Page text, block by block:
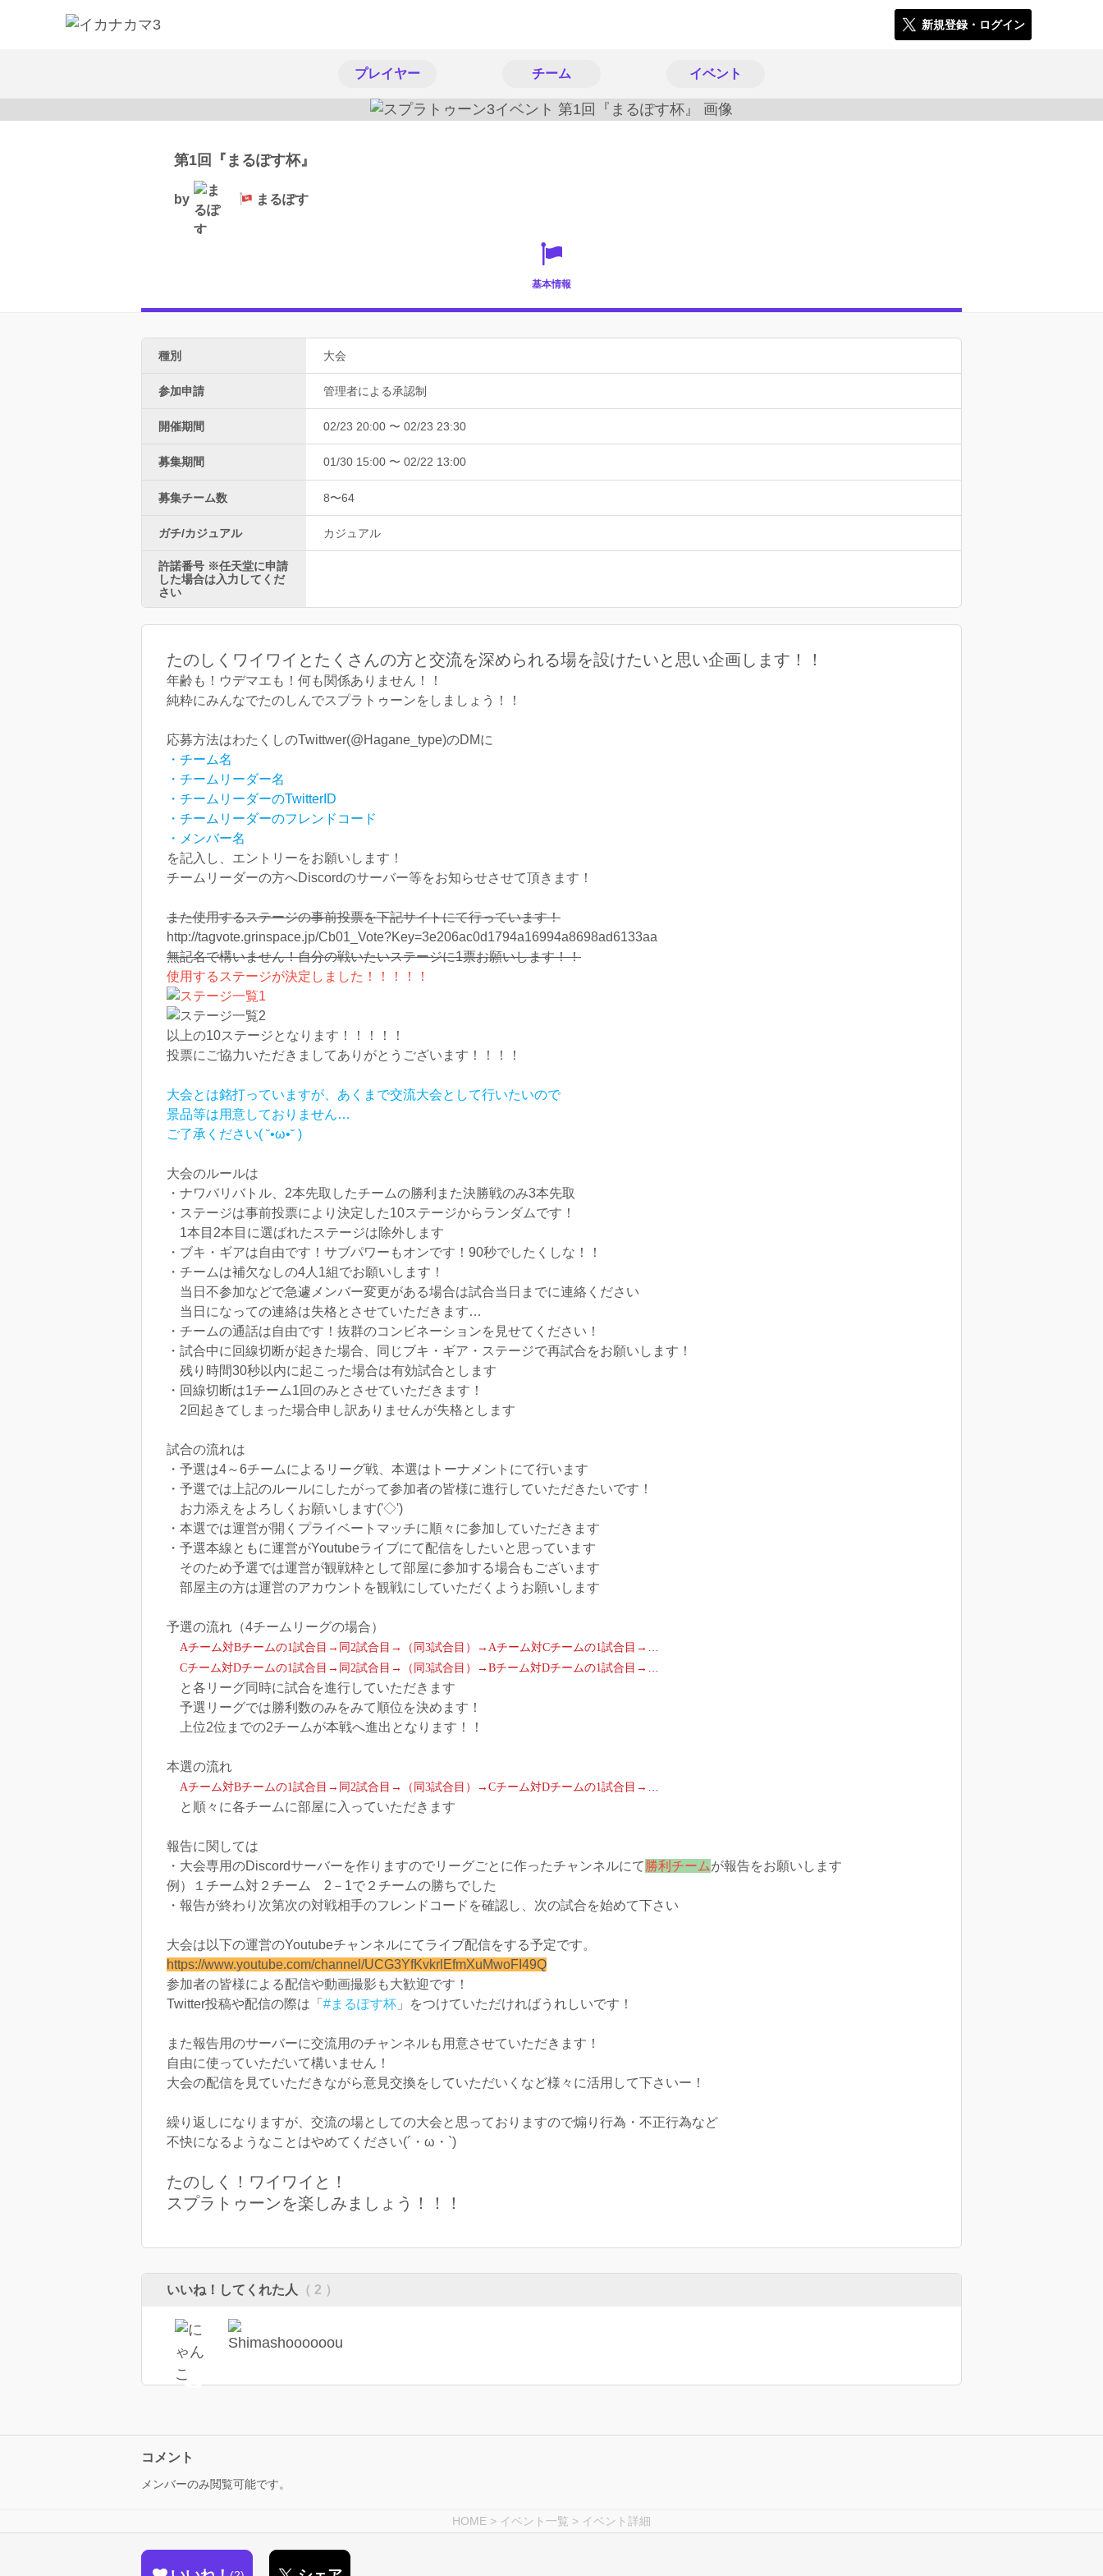
新規登録・ログイン
プレイヤー チーム イベント
第1回『まるぽす杯』
by まるぽす
基本情報
種別 大会
参加申請 管理者による承認制
開催期間 02/23 20:00 〜 02/23 23:30
募集期間 01/30 15:00 〜 02/22 13:00
募集チーム数 8〜64
ガチ/カジュアル カジュアル
許諾番号 ※任天堂に申請
した場合は入力してくだ
さい
たのしくワイワイとたくさんの方と交流を深められる場を設けたいと思い企画します！！
年齢も！ウデマエも！何も関係ありません！！
純粋にみんなでたのしんでスプラトゥーンをしましょう！！
応募方法はわたくしのTwittwer(@Hagane_type)のDMに
・チーム名
・チームリーダー名
・チームリーダーのTwitterID
・チームリーダーのフレンドコード
・メンバー名
を記入し、エントリーをお願いします！
チームリーダーの方へDiscordのサーバー等をお知らせさせて頂きます！
また使用するステージの事前投票を下記サイトにて行っています！
http://tagvote.grinspace.jp/Cb01_Vote?Key=3e206ac0d1794a16994a8698ad6133aa
無記名で構いません！自分の戦いたいステージに1票お願いします！！
使用するステージが決定しました！！！！！
以上の10ステージとなります！！！！！
投票にご協力いただきましてありがとうございます！！！！
大会とは銘打っていますが、あくまで交流大会として行いたいので
景品等は用意しておりません…
ご了承ください( ˘•ω•˘ )
大会のルールは
・ナワバリバトル、2本先取したチームの勝利また決勝戦のみ3本先取
・ステージは事前投票により決定した10ステージからランダムです！
1本目2本目に選ばれたステージは除外します
・ブキ・ギアは自由です！サブパワーもオンです！90秒でしたくしな！！
・チームは補欠なしの4人1組でお願いします！
当日不参加などで急遽メンバー変更がある場合は試合当日までに連絡ください
当日になっての連絡は失格とさせていただきます…
・チームの通話は自由です！抜群のコンビネーションを見せてください！
・試合中に回線切断が起きた場合、同じブキ・ギア・ステージで再試合をお願いします！
残り時間30秒以内に起こった場合は有効試合とします
・回線切断は1チーム1回のみとさせていただきます！
2回起きてしまった場合申し訳ありませんが失格とします
試合の流れは
・予選は4～6チームによるリーグ戦、本選はトーナメントにて行います
・予選では上記のルールにしたがって参加者の皆様に進行していただきたいです！
お力添えをよろしくお願いします('◇')ゞ
・本選では運営が開くプライベートマッチに順々に参加していただきます
・予選本線ともに運営がYoutubeライブにて配信をしたいと思っています
そのため予選では運営が観戦枠として部屋に参加する場合もございます
部屋主の方は運営のアカウントを観戦にしていただくようお願いします
予選の流れ（4チームリーグの場合）
Aチーム対Bチームの1試合目→同2試合目→（同3試合目）→ Aチーム対Cチームの1試合目→…
Cチーム対Dチームの1試合目→同2試合目→（同3試合目）→ Bチーム対Dチームの1試合目→…
と各リーグ同時に試合を進行していただきます
予選リーグでは勝利数のみをみて順位を決めます！
上位2位までの2チームが本戦へ進出となります！！
本選の流れ
Aチーム対Bチームの1試合目→同2試合目→（同3試合目）→ Cチーム対Dチームの1試合目→…
と順々に各チームに部屋に入っていただきます
報告に関しては
・大会専用のDiscordサーバーを作りますのでリーグごとに作ったチャンネルにて 勝利チームが報告をお願いします
例）１チーム対２チーム 2－1で２チームの勝ちでした
・報告が終わり次第次の対戦相手のフレンドコードを確認し、次の試合を始めて下さい
大会は以下の運営のYoutubeチャンネルにてライブ配信をする予定です。
https://www.youtube.com/channel/UCG3YfKvkrlEfmXuMwoFI49Q
参加者の皆様による配信や動画撮影も大歓迎です！
Twitter投稿や配信の際は「 #まるぽす杯 」をつけていただければうれしいです！
また報告用のサーバーに交流用のチャンネルも用意させていただきます！
自由に使っていただいて構いません！
大会の配信を見ていただきながら意見交換をしていただいくなど様々に活用して下さいー！
繰り返しになりますが、交流の場としての大会と思っておりますので煽り行為・不正行為など
不快になるようなことはやめてください(´・ω・`)
たのしく！ワイワイと！
スプラトゥーンを楽しみましょう！！！
いいね！してくれた人 （ 2 ）
コメント
メンバーのみ閲覧可能です。
HOME > イベント一覧 > イベント詳細